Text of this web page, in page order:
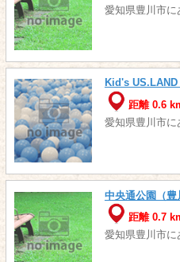
愛知県豊川市に
Kid's
距離 0.6
愛知県豊川市に
中央通公園（豊
距離 0.7
愛知県豊川市に